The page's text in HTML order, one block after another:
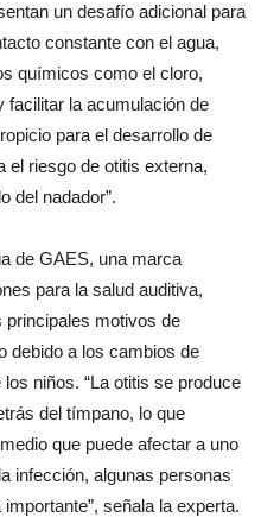
un desafío adicional para
constante con el agua,
químicos como el cloro,
facilitar la acumulación de
para el desarrollo de
el riesgo de otitis externa,
del nadador”.
de GAES, una marca
para la salud auditiva,
principales motivos de
debido a los cambios de
niños. “La otitis se produce
del tímpano, lo que
que puede afectar a uno
infección, algunas personas
señala la experta.